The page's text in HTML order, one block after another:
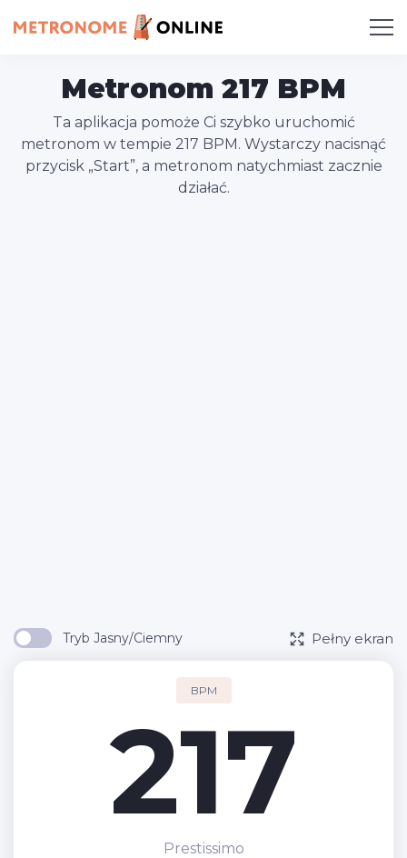
Metronom 217 BPM
Ta aplikacja pomoże Ci szybko uruchomić
metronom w tempie 217 BPM. Wystarczy nacisnąć
przycisk „Start”, a metronom natychmiast zacznie
działać.
Tryb Jasny/Ciemny Pełny ekran
BPM
217
Prestissimo